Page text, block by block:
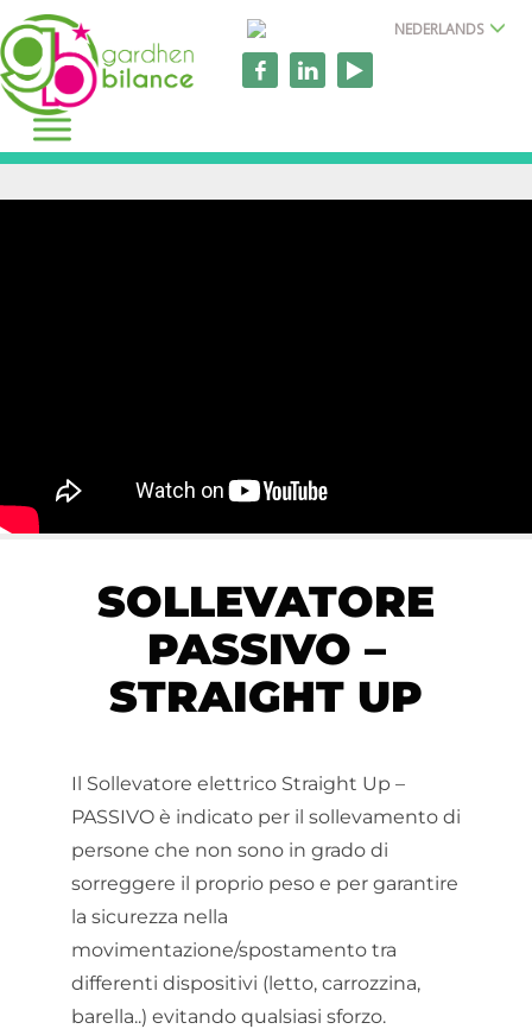
NEDERLANDS
SOLLEVATORE
PASSIVO –
STRAIGHT UP
Il Sollevatore elettrico Straight Up –
PASSIVO è indicato per il sollevamento di
persone che non sono in grado di
sorreggere il proprio peso e per garantire
la sicurezza nella
movimentazione/spostamento tra
differenti dispositivi (letto, carrozzina,
barella..) evitando qualsiasi sforzo.